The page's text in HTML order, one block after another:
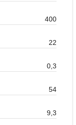
400
22
0,3
54
9,3